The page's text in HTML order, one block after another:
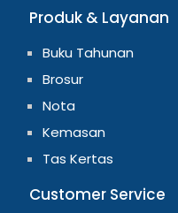
Produk & Layanan
Buku Tahunan
Brosur
Nota
Kemasan
Tas Kertas
Customer Service